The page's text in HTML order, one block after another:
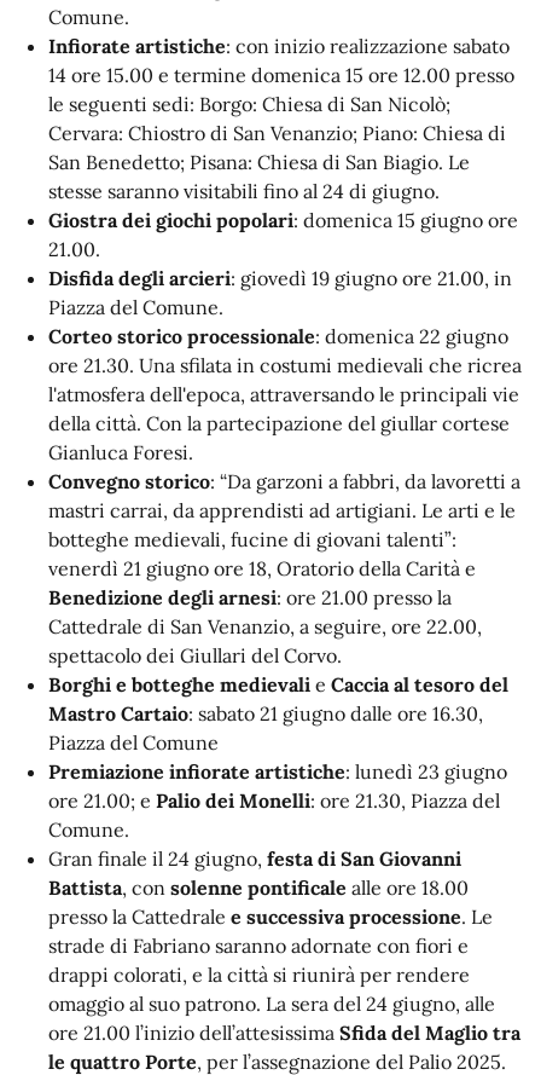
Comune.
Infiorate artistiche: con inizio realizzazione sabato
14 ore 15.00 e termine domenica 15 ore 12.00 presso
le seguenti sedi: Borgo: Chiesa di San Nicolò;
Cervara: Chiostro di San Venanzio; Piano: Chiesa di
San Benedetto; Pisana: Chiesa di San Biagio. Le
stesse saranno visitabili fino al 24 di giugno.
Giostra dei giochi popolari: domenica 15 giugno ore
21.00.
Disfida degli arcieri: giovedì 19 giugno ore 21.00, in
Piazza del Comune.
Corteo storico processionale: domenica 22 giugno
ore 21.30. Una sfilata in costumi medievali che ricrea
l'atmosfera dell'epoca, attraversando le principali vie
della città. Con la partecipazione del giullar cortese
Gianluca Foresi.
Convegno storico: “Da garzoni a fabbri, da lavoretti a
mastri carrai, da apprendisti ad artigiani. Le arti e le
botteghe medievali, fucine di giovani talenti”:
venerdì 21 giugno ore 18, Oratorio della Carità e
Benedizione degli arnesi: ore 21.00 presso la
Cattedrale di San Venanzio, a seguire, ore 22.00,
spettacolo dei Giullari del Corvo.
Borghi e botteghe medievali e Caccia al tesoro del
Mastro Cartaio: sabato 21 giugno dalle ore 16.30,
Piazza del Comune
Premiazione infiorate artistiche: lunedì 23 giugno
ore 21.00; e Palio dei Monelli: ore 21.30, Piazza del
Comune.
Gran finale il 24 giugno, festa di San Giovanni
Battista, con solenne pontificale alle ore 18.00
presso la Cattedrale e successiva processione. Le
strade di Fabriano saranno adornate con fiori e
drappi colorati, e la città si riunirà per rendere
omaggio al suo patrono. La sera del 24 giugno, alle
ore 21.00 l’inizio dell’attesissima Sfida del Maglio tra
le quattro Porte, per l’assegnazione del Palio 2025.